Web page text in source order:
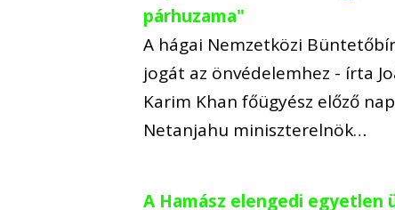
párhuzama"
A hágai Nemzetközi
jogát az önvédelemhez - írta
Karim Khan főügyész előző
Netanjahu miniszterelnök…
A Hamász elengedi